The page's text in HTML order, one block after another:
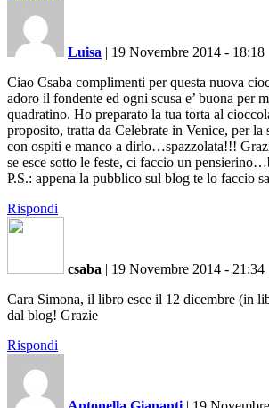
Luisa | 19 Novembre 2014 - 18:18
Ciao Csaba complimenti per questa nuova
adoro il fondente ed ogni scusa e’ buona per
quadratino. Ho preparato la tua torta al
proposito, tratta da Celebrate in Venice, per la
con ospiti e manco a dirlo…spazzolata!!!
se esce sotto le feste, ci faccio un
P.S.: appena la pubblico sul blog te lo faccio
Rispondi
csaba | 19 Novembre 2014 - 21:34
Cara Simona, il libro esce il 12 dicembre (in
dal blog! Grazie
Rispondi